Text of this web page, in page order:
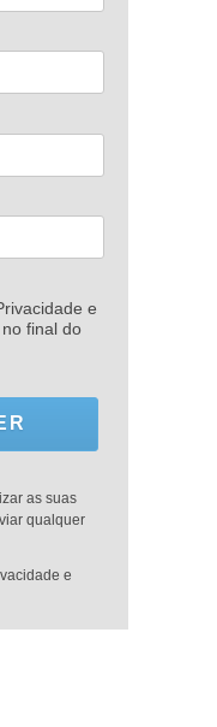
e
final do
as suas
qualquer
e